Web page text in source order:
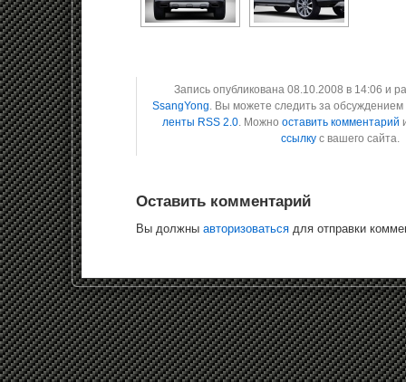
Запись опубликована 08.10.2008 в 14:06 и
SsangYong. Вы можете следить за
ленты RSS 2.0. Можно оставить комментарий
ссылку с вашего сайта.
Оставить комментарий
Вы должны авторизоваться для отправки